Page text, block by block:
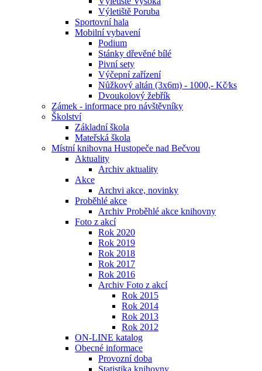
Výletiště Poruba
Sportovní hala
Mobilní vybavení
Podium
Stánky dřevěné bílé
Pivní sety
Výčepní zařízení
Nůžkový altán (3x6m) - 1000,- Kč⁄ks
Dvoukolový žebřík
Zámek - informace pro návštěvníky
Školství
Základní škola
Mateřská škola
Místní knihovna Hustopeče nad Bečvou
Aktuality
Archiv aktuality
Akce
Archvi akce, novinky
Proběhlé akce
Archiv Proběhlé akce knihovny
Foto z akcí
Rok 2020
Rok 2019
Rok 2018
Rok 2017
Rok 2016
Archiv Foto z akcí
Rok 2015
Rok 2014
Rok 2013
Rok 2012
ON-LINE katalog
Obecné informace
Provozní doba
Statistika knihovny